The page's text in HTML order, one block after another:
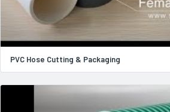
PVC Hose Cutting & Packaging